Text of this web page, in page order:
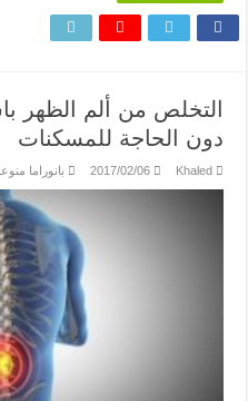
التخلص من ألم الظهر
دون الحاجة للمسكنات
Khaled
2017/02/06 بانوراما